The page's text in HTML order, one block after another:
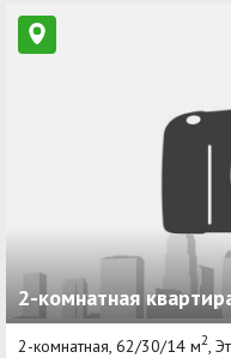
2-комнатная
2-комнатная, 62/30/14 м2 ,